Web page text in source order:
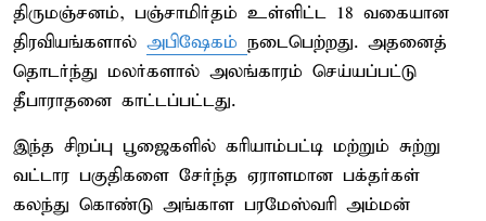
திருமஞ்சனம், பஞ்சாமிர்தம் உள்ளிட்ட 18 வகையான
திரவியங்களால் அபிஷேகம் நடைபெற்றது. அதனைத்
தொடர்ந்து மலர்களால் அலங்காரம் செய்யப்பட்டு
தீபாராதனை காட்டப்பட்டது.
இந்த சிறப்பு பூஜைகளில் கரியாம்பட்டி மற்றும் சுற்று
வட்டார பகுதிகளை சேர்ந்த ஏராளமான பக்தர்கள்
கலந்து கொண்டு அங்காள பரமேஸ்வரி அம்மன்